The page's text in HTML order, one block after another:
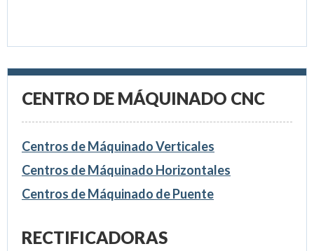
CENTRO DE MÁQUINADO CNC
Centros de Máquinado Verticales
Centros de Máquinado Horizontales
Centros de Máquinado de Puente
RECTIFICADORAS